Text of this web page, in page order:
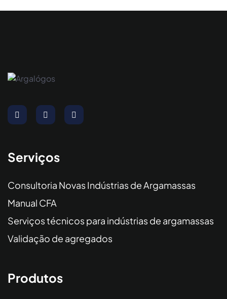
Serviços
Consultoria Novas Indústrias de Argamassas
Manual CFA
Serviços técnicos para indústrias de argamassas
Validação de agregados
Produtos